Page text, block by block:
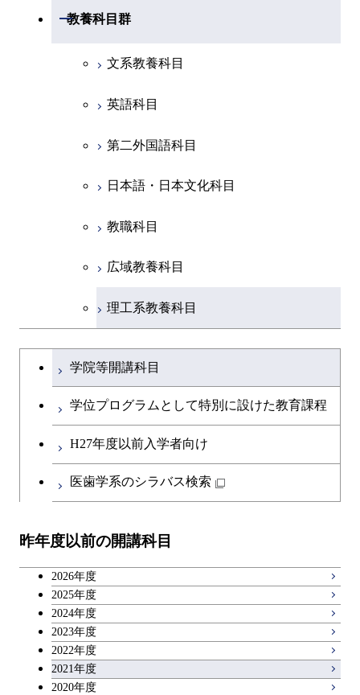
共通専門科目
共通専門科目
融合理工学系
初年次専門科目
創造プロセス科目
共通専門科目
工学院，物質理工学院，環境・社会
教養科目群
開閉
文系教養科目
英語科目
第二外国語科目
日本語・日本文化科目
教職科目
広域教養科目
理工系教養科目
学士課程を切り替える
学院等開講科目
学位プログラムとして特別に設けた教育課程
H27年度以前入学者向け
医歯学系のシラバス検索
昨年度以前の開講科目
2026年度
2025年度
2024年度
2023年度
2022年度
2021年度
2020年度